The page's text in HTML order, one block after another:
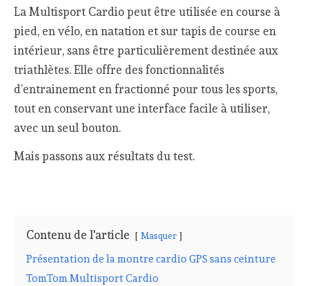
La Multisport Cardio peut être utilisée en course à
pied, en vélo, en natation et sur tapis de course en
intérieur, sans être particulièrement destinée aux
triathlètes. Elle offre des fonctionnalités
d’entrainement en fractionné pour tous les sports,
tout en conservant une interface facile à utiliser,
avec un seul bouton.
Mais passons aux résultats du test.
Contenu de l'article Masquer
Présentation de la montre cardio GPS sans ceinture
TomTom Multisport Cardio